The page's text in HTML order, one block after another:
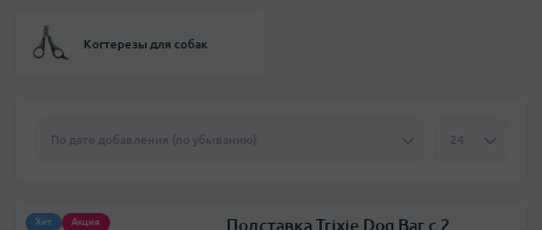
Когтерезы для собак
Хит Акция
Подставка Trixie Dog Bar с 2